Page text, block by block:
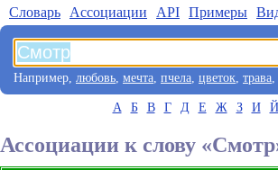
Словарь Aссоциации API Примеры
Например, любовь, мечта, пчела, цветок, трава,
А Б В Г Д Е Ж З И Й
Ассоциации к слову